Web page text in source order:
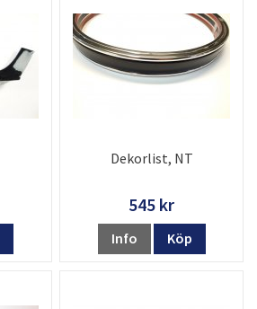
Dekorlist, NT
545 kr
Info Köp